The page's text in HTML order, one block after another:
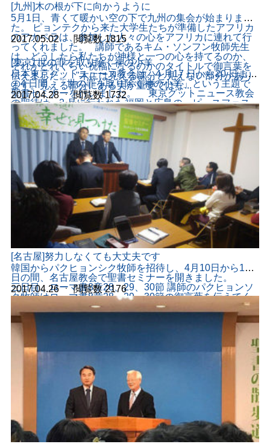
[九州]木の根が下に向かうように
5月1日、青くて暖かい空の下で九州の集会が始まりまし
た。 ピョンテクから来た大学生たちが準備したアフリカ
のアカペラは、参加した人々の心をアフリカに連れて行
ってくれました。 講師であるキム・ソンフン牧師先生
は、どうしたら私たちが神様と一つの心を持てるのか、
それがどれぐらい祝福になるのかのタイトルで御言葉を
伝えました。 "木には見える部分と見えない部分があり
ます。見える部分にある実が重要ではな...
2017.05.02 ㆍ 閲覧数 1815
[東京] 世の罪を取り除く神の小羊
日本東京グットニュース教会は、4 月17 日から20 日まで
の4 日間、「世の罪を取り除く神の小羊」という主題で
聖書セミナーを行いました。 東京グットニュース教会
の聖徒は、2 月に行われた福岡と広島の、ピースフェス
ティバルを通し、日本に福音の扉が開かれたと言われた
パク・オクス牧師先生の御言葉を心に抱き、今までマイ
ンド講演や聖書勉強で繋がった人々を招待し、多くの人
がこのセミナーに参加しました...
2017.04.28 ㆍ 閲覧数 1732
[名古屋]努力しなくても大丈夫です
韓国からパクヒョンシク牧師を招待し、4月10日から13
日の間、名古屋教会で聖書セミナーを開きました。
三日目、ローマ書8章28、29、30節 講師のパクヒョンソ
ク牧師はローマ書8章28、29、30節の御言葉を伝えてく
ださりました。 定めた者達を招いた理由は、その息子イ
エスの形状を見習わせるためだった、私たちが、イエス
様を似ようと、努力してイエスの形状が作られるもので
はなく、神様自身がイエスの...
2017.04.26 ㆍ 閲覧数 2176